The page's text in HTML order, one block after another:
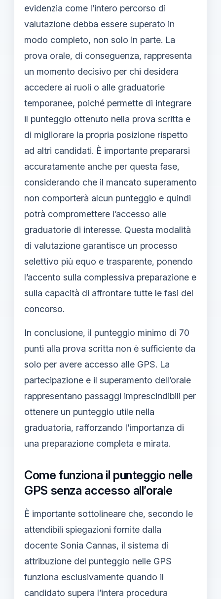
evidenzia come l’intero percorso di
valutazione debba essere superato in
modo completo, non solo in parte. La
prova orale, di conseguenza, rappresenta
un momento decisivo per chi desidera
accedere ai ruoli o alle graduatorie
temporanee, poiché permette di integrare
il punteggio ottenuto nella prova scritta e
di migliorare la propria posizione rispetto
ad altri candidati. È importante prepararsi
accuratamente anche per questa fase,
considerando che il mancato superamento
non comporterà alcun punteggio e quindi
potrà compromettere l’accesso alle
graduatorie di interesse. Questa modalità
di valutazione garantisce un processo
selettivo più equo e trasparente, ponendo
l’accento sulla complessiva preparazione e
sulla capacità di affrontare tutte le fasi del
concorso.
In conclusione, il punteggio minimo di 70
punti alla prova scritta non è sufficiente da
solo per avere accesso alle GPS. La
partecipazione e il superamento dell’orale
rappresentano passaggi imprescindibili per
ottenere un punteggio utile nella
graduatoria, rafforzando l’importanza di
una preparazione completa e mirata.
Come funziona il punteggio nelle
GPS senza accesso all’orale
È importante sottolineare che, secondo le
attendibili spiegazioni fornite dalla
docente Sonia Cannas, il sistema di
attribuzione del punteggio nelle GPS
funziona esclusivamente quando il
candidato supera l’intera procedura